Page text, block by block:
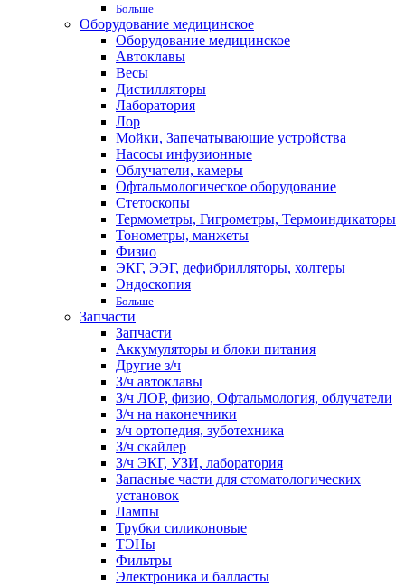
Больше
Оборудование медицинское
Оборудование медицинское
Автоклавы
Весы
Дистилляторы
Лаборатория
Лор
Мойки, Запечатывающие устройства
Насосы инфузионные
Облучатели, камеры
Офтальмологическое оборудование
Стетоскопы
Термометры, Гигрометры, Термоиндикаторы
Тонометры, манжеты
Физио
ЭКГ, ЭЭГ, дефибрилляторы, холтеры
Эндоскопия
Больше
Запчасти
Запчасти
Аккумуляторы и блоки питания
Другие з/ч
З/ч автоклавы
З/ч ЛОР, физио, Офтальмология, облучатели
З/ч на наконечники
з/ч ортопедия, зуботехника
З/ч скайлер
З/ч ЭКГ, УЗИ, лаборатория
Запасные части для стоматологических
установок
Лампы
Трубки силиконовые
ТЭНы
Фильтры
Электроника и балласты